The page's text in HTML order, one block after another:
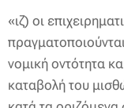
«ιζ) οι
νομική οντότητα
καταβολή του